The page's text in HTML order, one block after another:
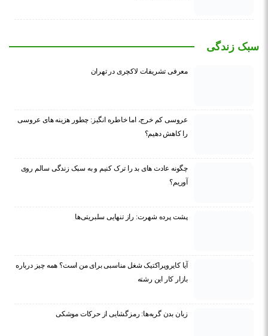
سبک زندگی
معرفی تشریفات لاکچری در تهران
عروسی کم خرج، اما خاطره انگیز: چطور هزینه های عروسی
را کاهش دهیم؟
چگونه عادت‌ های بد را ترک کنیم و به سبک زندگی سالم روی
آوریم؟
پشت پرده شهرت: راز تنهایی سلبریتی‌ها
آیا کایروپراکتیک شغل مناسبی برای من است؟ همه چیز درباره
بازار کار این رشته
زبان بدن گربه‌ها: رمزگشایی از حرکات موشکی